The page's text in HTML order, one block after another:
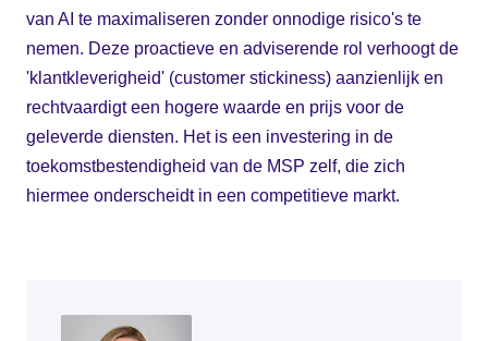
van AI te maximaliseren zonder onnodige risico's te
nemen. Deze proactieve en adviserende rol verhoogt de
'klantkleverigheid' (customer stickiness) aanzienlijk en
rechtvaardigt een hogere waarde en prijs voor de
geleverde diensten. Het is een investering in de
toekomstbestendigheid van de MSP zelf, die zich
hiermee onderscheidt in een competitieve markt.